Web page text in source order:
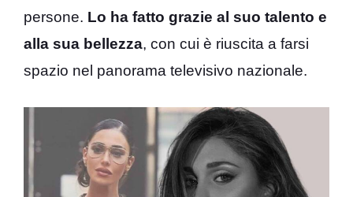
persone. Lo ha fatto grazie al suo talento e
alla sua bellezza, con cui è riuscita a farsi
spazio nel panorama televisivo nazionale.